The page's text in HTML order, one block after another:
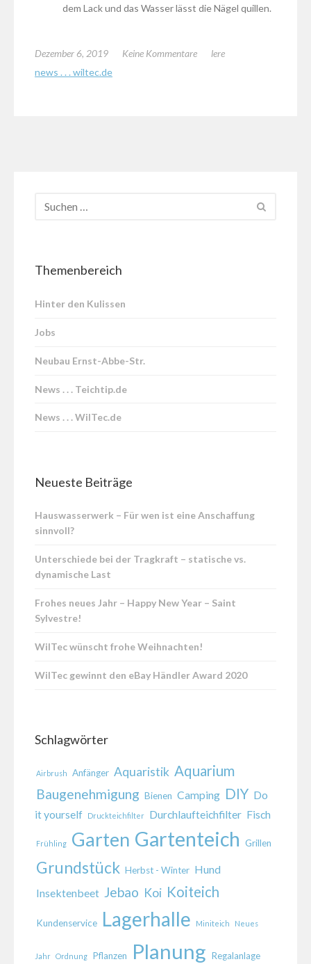
dem Lack und das Wasser lässt die Nägel quillen.
Dezember 6, 2019 Keine Kommentare
lere
news . . . wiltec.de
Themenbereich
Hinter den Kulissen
Jobs
Neubau Ernst-Abbe-Str.
News . . . Teichtip.de
News . . . WilTec.de
Neueste Beiträge
Hauswasserwerk – Für wen ist eine Anschaffung
sinnvoll?
Unterschiede bei der Tragkraft – statische vs.
dynamische Last
Frohes neues Jahr – Happy New Year – Saint
Sylvestre!
WilTec wünscht frohe Weihnachten!
WilTec gewinnt den eBay Händler Award 2020
Schlagwörter
Airbrush Anfänger Aquaristik Aquarium
Baugenehmigung Bienen Camping DIY Do
it yourself
Druckteichfilter Durchlaufteichfilter Fisch
Frühling Garten Gartenteich Grillen
Grundstück Herbst - Winter Hund
Insektenbeet Jebao Koi Koiteich
Kundenservice Lagerhalle Miniteich Neues
Jahr Ordnung Pflanzen Planung Regalanlage